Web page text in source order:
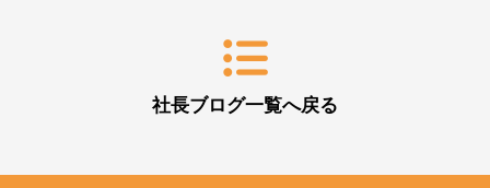
社長ブログ一覧へ戻る